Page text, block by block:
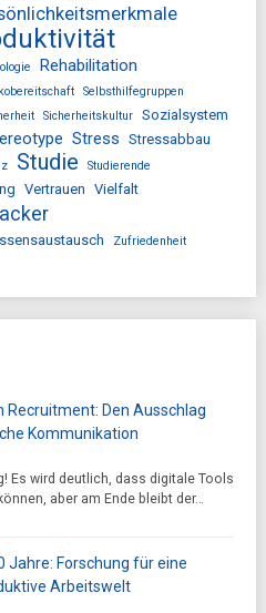
Rehabilitation
Selbsthilfegruppen
Sicherheitskultur
Sozialsystem
Stress Stressabbau
Studie
Studierende
Vertrauen Vielfalt
Zufriedenheit
Recruitment: Den Ausschlag
Kommunikation
Es wird deutlich, dass digitale Tools
aber am Ende bleibt der…
Jahre: Forschung für eine
Arbeitswelt